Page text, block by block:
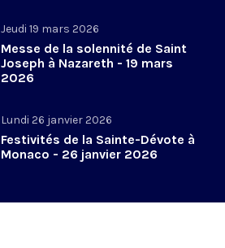
Jeudi 19 mars 2026
Messe de la solennité de Saint
Joseph à Nazareth - 19 mars
2026
Lundi 26 janvier 2026
Festivités de la Sainte-Dévote à
Monaco - 26 janvier 2026